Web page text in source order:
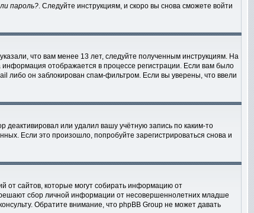
пароль?. Следуйте инструкциям, и скоро вы снова сможете войти
что вам менее 13 лет, следуйте полученным инструкциям. На
отображается в процессе регистрации. Если вам было
либо он заблокирован спам-фильтром. Если вы уверены, что ввели
или удалил вашу учётную запись по каким-то
Если это произошло, попробуйте зарегистрироваться снова и
от сайтов, которые могут собирать информацию от
сбор личной информации от несовершеннолетних младше
Обратите внимание, что phpBB Group не может давать